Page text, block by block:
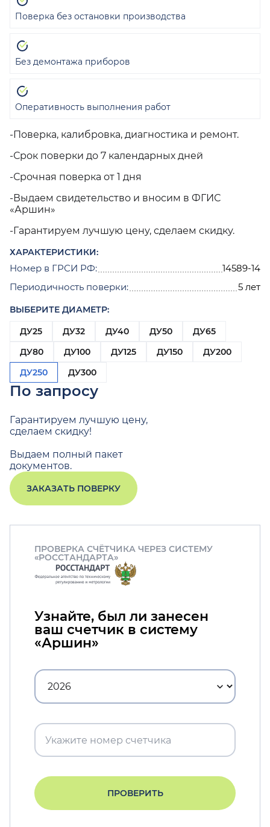
-Поверка, калибровка, диагностика и ремонт.
-Срок поверки до 7 календарных дней
-Срочная поверка от 1 дня
-Выдаем свидетельство и вносим в ФГИС
«Аршин»
-Гарантируем лучшую цену, сделаем скидку.
ХАРАКТЕРИСТИКИ:
Номер в ГРСИ РФ:
14589-14
Периодичность поверки:
5 лет
ВЫБЕРИТЕ ДИАМЕТР:
ДУ25
ДУ32 ДУ40 ДУ50
ДУ65
ДУ80
ДУ100 ДУ125 ДУ150
ДУ200
ДУ250
ДУ300
По запросу
Гарантируем лучшую цену,
сделаем скидку!
Выдаем полный пакет
документов.
ЗАКАЗАТЬ ПОВЕРКУ
Поверка без остановки производства
Без демонтажа приборов
Оперативность выполнения работ
ПРОВЕРКА СЧЁТЧИКА ЧЕРЕЗ СИСТЕМУ
«РОССТАНДАРТА»
Узнайте, был ли занесен
ваш счетчик в систему
«Аршин»
ПРОВЕРИТЬ